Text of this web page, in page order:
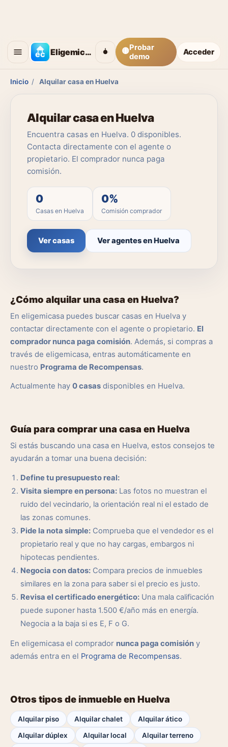
Eligemicasa 🟡Probar
demo
Acceder
Inicio / Alquilar casa en Huelva
Alquilar casa en Huelva
Encuentra casas en Huelva. 0 disponibles.
Contacta directamente con el agente o
propietario. El comprador nunca paga
comisión.
0
Casas en Huelva
0%
Comisión comprador
Ver casas Ver agentes en Huelva
¿Cómo alquilar una casa en Huelva?
En eligemicasa puedes buscar casas en Huelva y
contactar directamente con el agente o propietario. El
comprador nunca paga comisión. Además, si compras a
través de eligemicasa, entras automáticamente en
nuestro Programa de Recompensas.
Actualmente hay 0 casas disponibles en Huelva.
Guía para comprar una casa en Huelva
Si estás buscando una casa en Huelva, estos consejos te
ayudarán a tomar una buena decisión:
Define tu presupuesto real:
Visita siempre en persona: Las fotos no muestran el
ruido del vecindario, la orientación real ni el estado de
las zonas comunes.
Pide la nota simple: Comprueba que el vendedor es el
propietario real y que no hay cargas, embargos ni
hipotecas pendientes.
Negocia con datos: Compara precios de inmuebles
similares en la zona para saber si el precio es justo.
Revisa el certificado energético: Una mala calificación
puede suponer hasta 1.500 €/año más en energía.
Negocia a la baja si es E, F o G.
En eligemicasa el comprador nunca paga comisión y
además entra en el Programa de Recompensas.
Otros tipos de inmueble en Huelva
Alquilar piso Alquilar chalet
Alquilar ático
Alquilar dúplex
Alquilar local
Alquilar terreno